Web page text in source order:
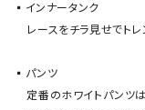
▪️インナータンク
▪️パンツ